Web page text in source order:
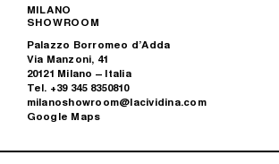
MILANO
SHOWROOM
Palazzo Borromeo d’Adda
Via Manzoni, 41
20121 Milano – Italia
Tel. +39 345 8350810
milanoshowroom@lacividina.com
Google Maps